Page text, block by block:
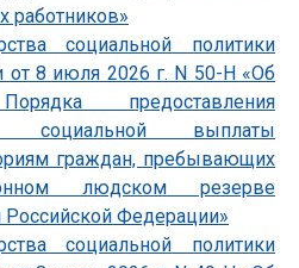
работников»
социальной политики
от 8 июля 2026 г. N 50-Н «Об
предоставления
социальной выплаты
граждан, пребывающих
людском резерве
Федерации»
социальной политики